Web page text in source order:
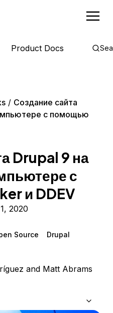
Product Docs
Создание сайта
с помощью
Drupal 9 на
с
и DDEV
2020
Source
Drupal
and Matt Abrams